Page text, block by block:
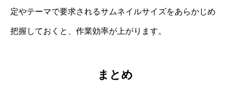
定やテーマで要求されるサムネイルサイズをあらかじめ
把握しておくと、作業効率が上がります。
まとめ